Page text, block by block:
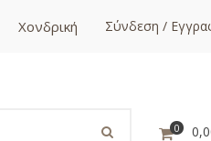
Χονδρική Σύνδεση /
0